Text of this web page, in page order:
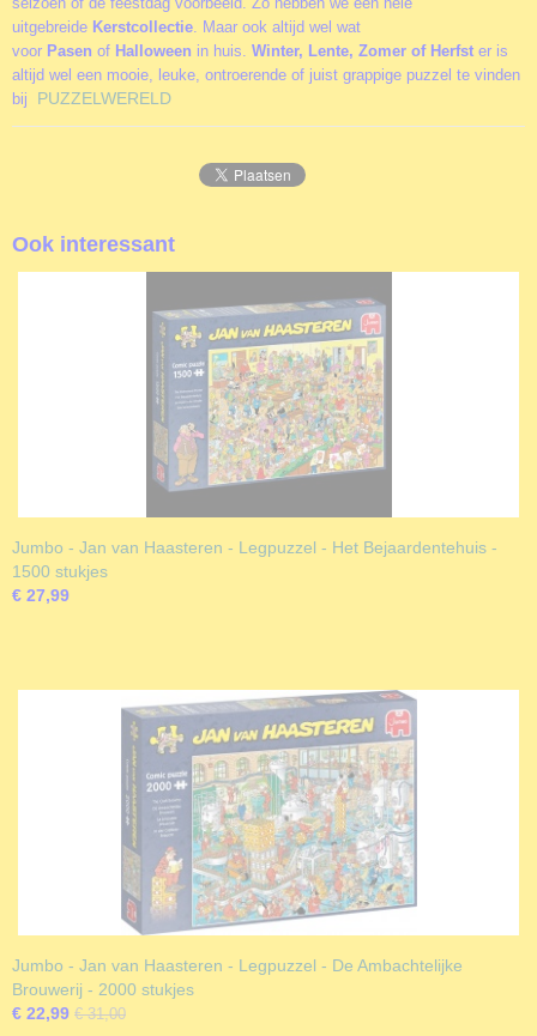
uitgebreide Kerstcollectie. Maar ook altijd wel wat
voor Pasen of Halloween in huis. Winter, Lente, Zomer of Herfst er is
altijd wel een mooie, leuke, ontroerende of juist grappige puzzel te vinden
bij PUZZELWERELD
Ook interessant
Jumbo - Jan van Haasteren - Legpuzzel - Het Bejaardentehuis -
1500 stukjes
€ 27,99
Jumbo - Jan van Haasteren - Legpuzzel - De Ambachtelijke
Brouwerij - 2000 stukjes
€ 22,99 € 31,00